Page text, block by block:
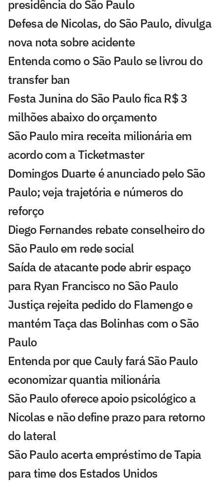
presidência do São Paulo
Defesa de Nicolas, do São Paulo, divulga
nova nota sobre acidente
Entenda como o São Paulo se livrou do
transfer ban
Festa Junina do São Paulo fica R$ 3
milhões abaixo do orçamento
São Paulo mira receita milionária em
acordo com a Ticketmaster
Domingos Duarte é anunciado pelo São
Paulo; veja trajetória e números do
reforço
Diego Fernandes rebate conselheiro do
São Paulo em rede social
Saída de atacante pode abrir espaço
para Ryan Francisco no São Paulo
Justiça rejeita pedido do Flamengo e
mantém Taça das Bolinhas com o São
Paulo
Entenda por que Cauly fará São Paulo
economizar quantia milionária
São Paulo oferece apoio psicológico a
Nicolas e não define prazo para retorno
do lateral
São Paulo acerta empréstimo de Tapia
para time dos Estados Unidos